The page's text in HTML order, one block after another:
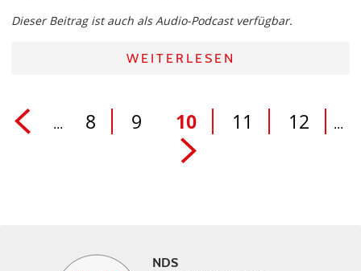
Dieser Beitrag ist auch als Audio-Podcast verfügbar.
WEITERLESEN
... 8 9 10 11 12 ...
NDS